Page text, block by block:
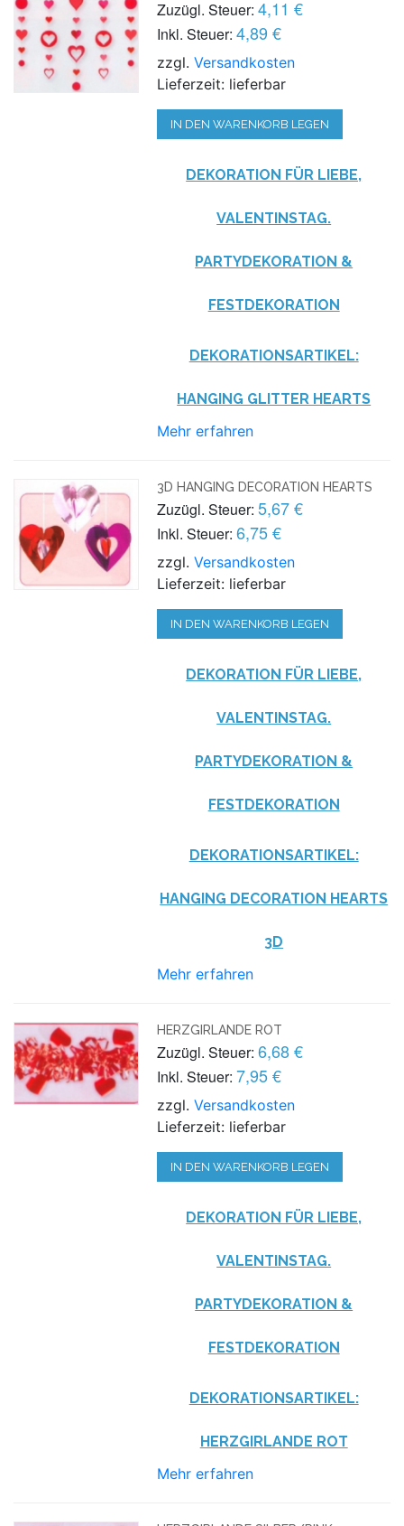
Zuzügl. Steuer: 4,11 €
Inkl. Steuer: 4,89 €
zzgl.Versandkosten
Lieferzeit: lieferbar
IN DEN WARENKORB LEGEN
DEKORATION FÜR LIEBE,
VALENTINSTAG.
PARTYDEKORATION &
FESTDEKORATION
DEKORATIONSARTIKEL:
HANGING GLITTER HEARTS
Mehr erfahren
3D HANGING DECORATION HEARTS
Zuzügl. Steuer: 5,67 €
Inkl. Steuer: 6,75 €
zzgl.Versandkosten
Lieferzeit: lieferbar
IN DEN WARENKORB LEGEN
DEKORATION FÜR LIEBE,
VALENTINSTAG.
PARTYDEKORATION &
FESTDEKORATION
DEKORATIONSARTIKEL:
HANGING DECORATION HEARTS
3D
Mehr erfahren
HERZGIRLANDE ROT
Zuzügl. Steuer: 6,68 €
Inkl. Steuer: 7,95 €
zzgl.Versandkosten
Lieferzeit: lieferbar
IN DEN WARENKORB LEGEN
DEKORATION FÜR LIEBE,
VALENTINSTAG.
PARTYDEKORATION &
FESTDEKORATION
DEKORATIONSARTIKEL:
HERZGIRLANDE ROT
Mehr erfahren